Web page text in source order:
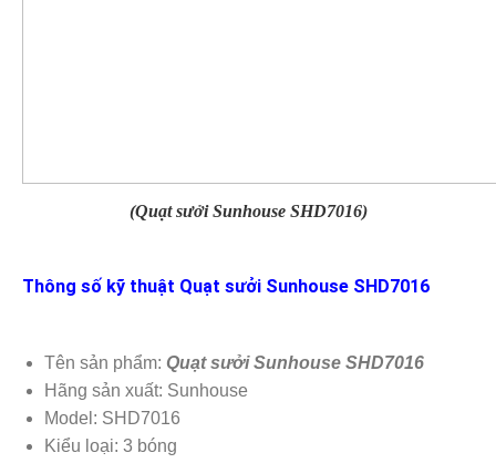
(Quạt sưởi Sunhouse SHD7016)
Thông số kỹ thuật Quạt sưởi Sunhouse SHD7016
Tên sản phẩm: Quạt sưởi Sunhouse SHD7016
Hãng sản xuất: Sunhouse
Model: SHD7016
Kiểu loại: 3 bóng